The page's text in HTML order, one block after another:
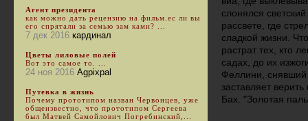
слонялся
рассвете, где
сладкой жизни.
растрат тех, кто
садах, до их
Феллини, снявший
заставляет
Бах. "Золотая
Агент президента
как можно дать рецензию на фильм.ес ли вы
его спрятали за семью зам ками? ...
7 дек 2016 кардинал
Цветы лиловые полей
Вот это самое то. ...
24 ноя 2016 Agpixpal
Путевка в жизнь
Почему прототипом назван Червонцев, уже
общеизвестно, что прототипом Сергеева
был Матвей Самойлович Погребинский,...